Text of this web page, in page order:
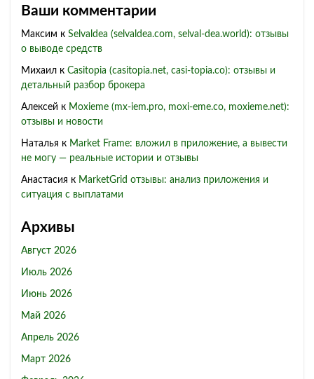
Ваши комментарии
Максим к Selvaldea (selvaldea.com, selval-dea.world): отзывы
о выводе средств
Михаил к Casitopia (casitopia.net, casi-topia.co): отзывы и
детальный разбор брокера
Алексей к Moxieme (mx-iem.pro, moxi-eme.co, moxieme.net):
отзывы и новости
Наталья к Market Frame: вложил в приложение, а вывести
не могу — реальные истории и отзывы
Анастасия к MarketGrid отзывы: анализ приложения и
ситуация с выплатами
Архивы
Август 2026
Июль 2026
Июнь 2026
Май 2026
Апрель 2026
Март 2026